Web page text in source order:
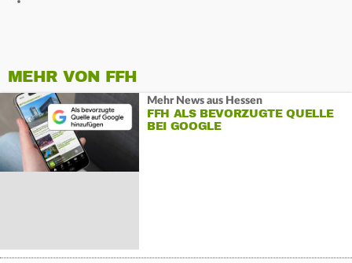
MEHR VON FFH
Mehr News aus Hessen
FFH ALS BEVORZUGTE QUELLE
BEI GOOGLE